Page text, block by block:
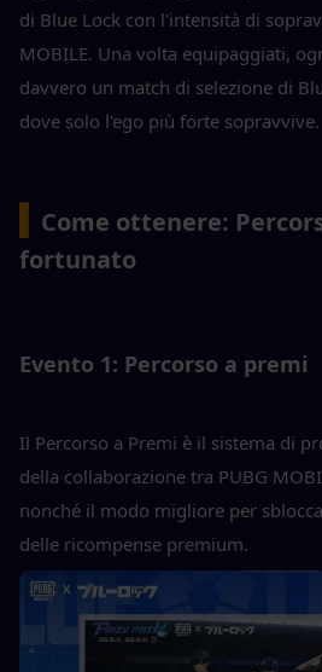
di Blue Lock con l'intensità di
MOBILE. Una volta equipaggiati,
davvero un match di selezione di
dove solo l'ego più forte sopravvive.
Come ottenere:
fortunato
Evento 1: Percorso a premi
Il Percorso a Premi è il sistema di
della collaborazione tra PUBG
nonché il modo migliore per
delle ricompense premium.